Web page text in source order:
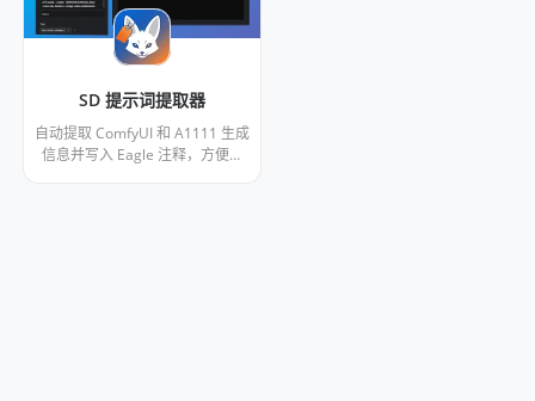
SD 提示词提取器
自动提取 ComfyUI 和 A1111 生成
信息并写入 Eagle 注释，方便搜